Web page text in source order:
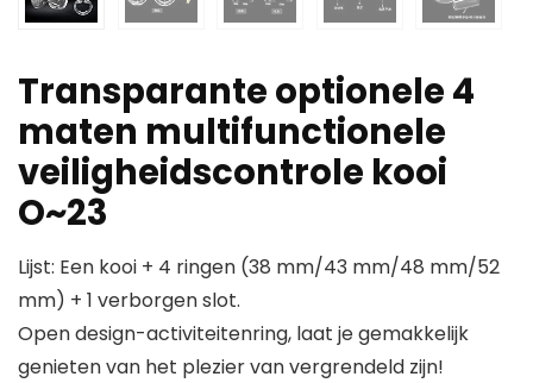
Transparante optionele 4
maten multifunctionele
veiligheidscontrole kooi
O~23
Lijst: Een kooi + 4 ringen (38 mm/43 mm/48 mm/52
mm) + 1 verborgen slot.
Open design-activiteitenring, laat je gemakkelijk
genieten van het plezier van vergrendeld zijn!